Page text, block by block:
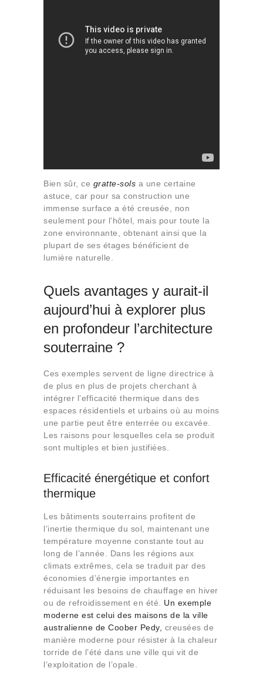
Bien sûr, ce gratte-sols a une certaine
astuce, car pour sa construction une
immense surface a été creusée, non
seulement pour l’hôtel, mais pour toute la
zone environnante, obtenant ainsi que la
plupart de ses étages bénéficient de
lumière naturelle.
Quels avantages y aurait-il
aujourd’hui à explorer plus
en profondeur l’architecture
souterraine ?
Ces exemples servent de ligne directrice à
de plus en plus de projets cherchant à
intégrer l’efficacité thermique dans des
espaces résidentiels et urbains où au moins
une partie peut être enterrée ou excavée.
Les raisons pour lesquelles cela se produit
sont multiples et bien justifiées.
Efficacité énergétique et confort
thermique
Les bâtiments souterrains profitent de
l’inertie thermique du sol, maintenant une
température moyenne constante tout au
long de l’année. Dans les régions aux
climats extrêmes, cela se traduit par des
économies d’énergie importantes en
réduisant les besoins de chauffage en hiver
ou de refroidissement en été. Un exemple
moderne est celui des maisons de la ville
australienne de Coober Pedy, creusées de
manière moderne pour résister à la chaleur
torride de l’été dans une ville qui vit de
l’exploitation de l’opale.